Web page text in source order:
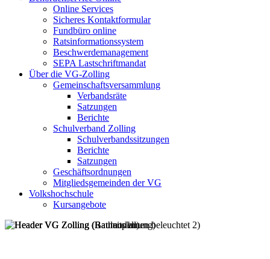
Online Services
Sicheres Kontaktformular
Fundbüro online
Ratsinformationssystem
Beschwerdemanagement
SEPA Lastschriftmandat
Über die VG-Zolling
Gemeinschaftsversammlung
Verbandsräte
Satzungen
Berichte
Schulverband Zolling
Schulverbandssitzungen
Berichte
Satzungen
Geschäftsordnungen
Mitgliedsgemeinden der VG
Volkshochschule
Kursangebote